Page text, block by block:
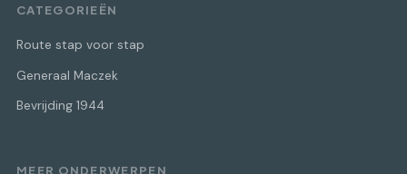
CATEGORIEËN
Route stap voor stap
Generaal Maczek
Bevrijding 1944
MEER ONDERWERPEN